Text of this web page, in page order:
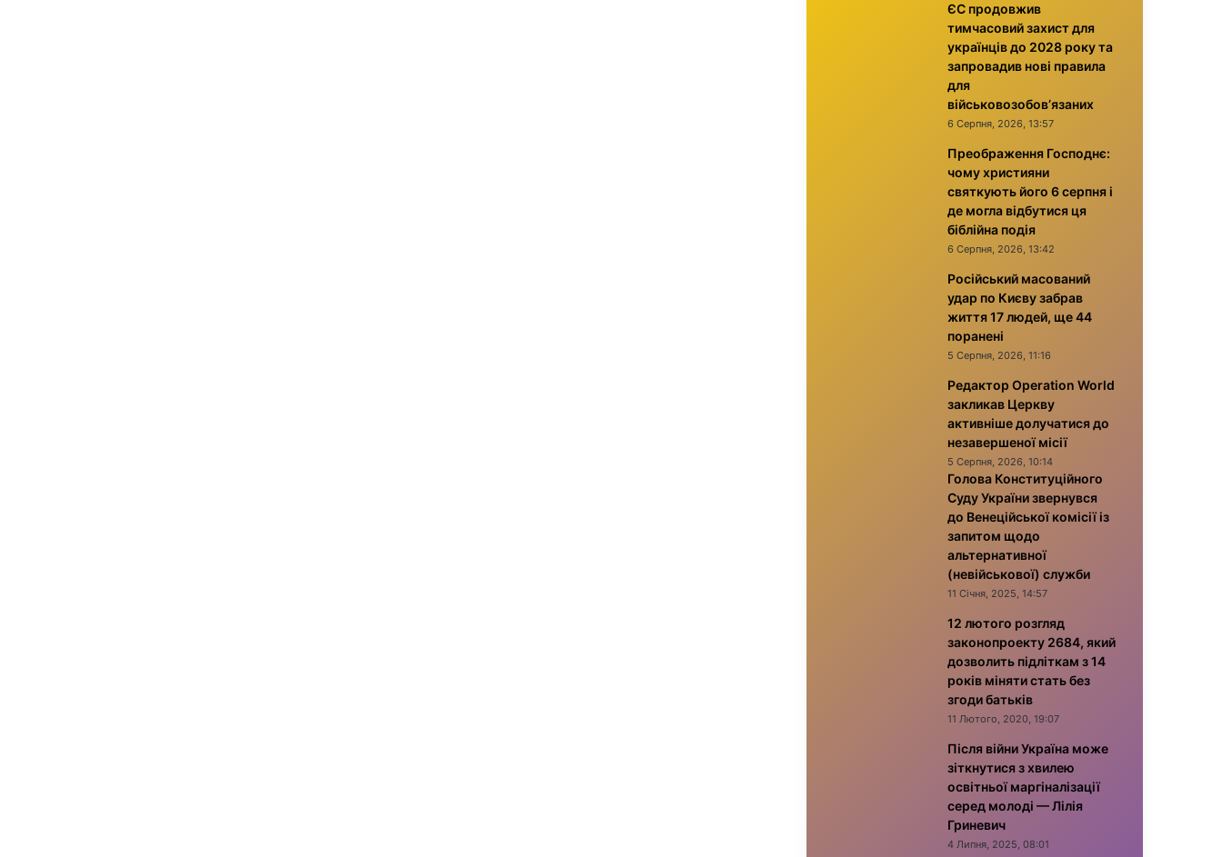
ЄС продовжив
тимчасовий захист для
українців до 2028 року та
запровадив нові правила
для
військовозобов’язаних
6 Серпня, 2026, 13:57
Преображення Господнє:
чому християни
святкують його 6 серпня і
де могла відбутися ця
біблійна подія
6 Серпня, 2026, 13:42
Російський масований
удар по Києву забрав
життя 17 людей, ще 44
поранені
5 Серпня, 2026, 11:16
Редактор Operation World
закликав Церкву
активніше долучатися до
незавершеної місії
5 Серпня, 2026, 10:14
Голова Конституційного
Суду України звернувся
до Венеційської комісії із
запитом щодо
альтернативної
(невійськової) служби
11 Січня, 2025, 14:57
12 лютого розгляд
законопроекту 2684, який
дозволить підліткам з 14
років міняти стать без
згоди батьків
11 Лютого, 2020, 19:07
Після війни Україна може
зіткнутися з хвилею
освітньої маргіналізації
серед молоді — Лілія
Гриневич
4 Липня, 2025, 08:01